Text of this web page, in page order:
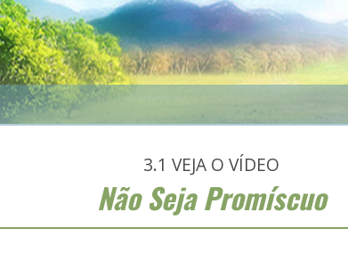
3.1 VEJA O VÍDEO
Não Seja Promíscuo